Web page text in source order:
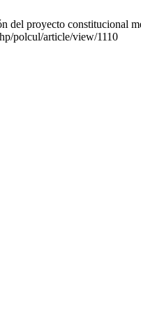
del proyecto constitucional
polcul/article/view/1110